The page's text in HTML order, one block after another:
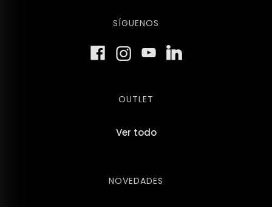
SÍGUENOS
OUTLET
Ver todo
NOVEDADES